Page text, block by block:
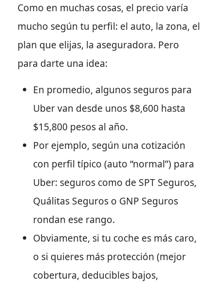
Como en muchas cosas, el precio varía
mucho según tu perfil: el auto, la zona, el
plan que elijas, la aseguradora. Pero
para darte una idea:
En promedio, algunos seguros para
Uber van desde unos $8,600 hasta
$15,800 pesos al año.
Por ejemplo, según una cotización
con perfil típico (auto “normal”) para
Uber: seguros como de SPT Seguros,
Quálitas Seguros o GNP Seguros
rondan ese rango.
Obviamente, si tu coche es más caro,
o si quieres más protección (mejor
cobertura, deducibles bajos,